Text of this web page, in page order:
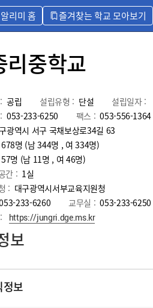
리미 홈 즐겨찾는 학교 모아보기
리중학교
공립 설립유형 : 단설 설립일자 :
053-233-6250 팩스 : 053-556-1364
광역시 서구 국채보상로34길 63
678명 (남 344명 , 여 334명)
57명 (남 11명 , 여 46명)
간 : 1실
: 대구광역시서부교육지원청
233-6260 교무실 : 053-233-6250
https://jungri.dge.ms.kr
보
정보